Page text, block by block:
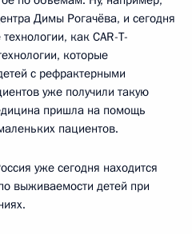
Димы Рогачёва, и сегодня
как CAR-T-
которые
с рефрактерными
уже получили такую
пришла на помощь
пациентов.
уже сегодня находится
выживаемости детей при